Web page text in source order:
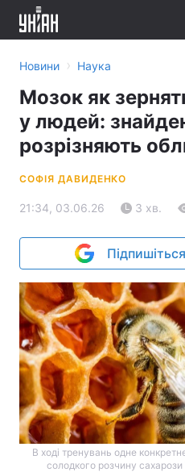
Новини › Наука
Мозок як
у людей:
розрізняють
СОФІЯ ДАВИДЕНКО
21:34, 03.06.26 3 хв.
В ході тренувань одне
солодкого розчину